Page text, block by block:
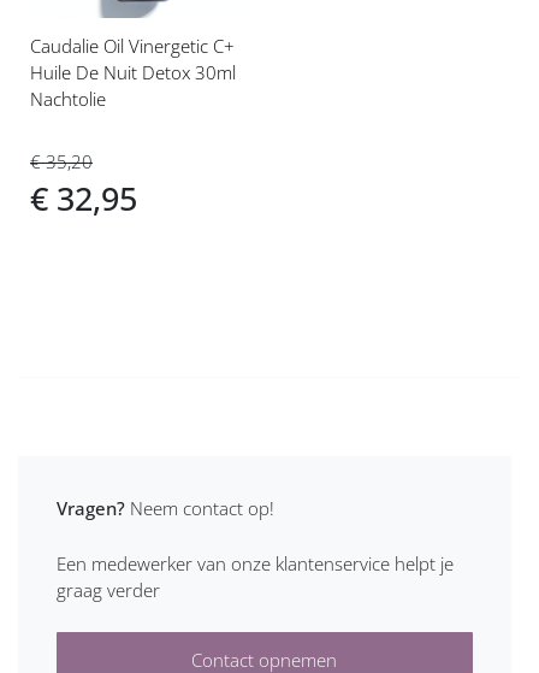
Caudalie Oil Vinergetic C+
Huile De Nuit Detox 30ml
Nachtolie
€ 35,20
€ 32,95
Vragen? Neem contact op!
Een medewerker van onze klantenservice helpt je
graag verder
Contact opnemen